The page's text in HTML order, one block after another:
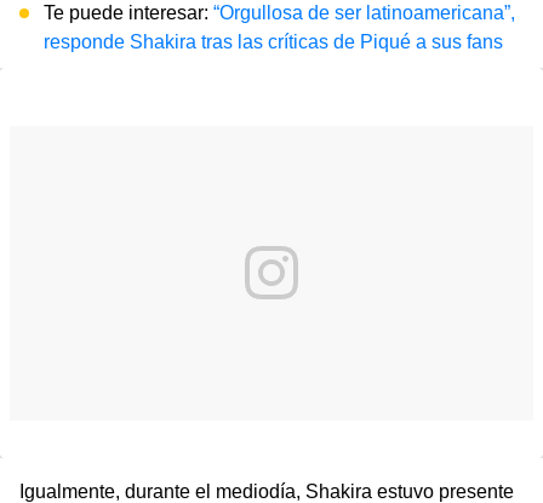
Te puede interesar: “Orgullosa de ser latinoamericana”,
responde Shakira tras las críticas de Piqué a sus fans
Igualmente, durante el mediodía, Shakira estuvo presente